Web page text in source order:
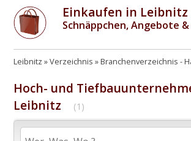
Einkaufen in Leibnitz
Schnäppchen, Angebote
Leibnitz Verzeichnis Branchenverzeichnis -
Hoch- und
Leibnitz
(1)